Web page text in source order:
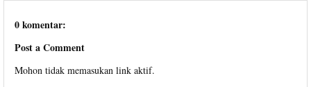
0 komentar:
Post a Comment
Mohon tidak memasukan link aktif.